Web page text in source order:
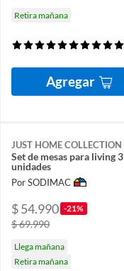
Retira mañana
Agregar
JUST HOME COLLECTION
Set de mesas para living 3
unidades
Por SODIMAC
$ 54.990 -21%
$ 69.990
Llega mañana
Retira mañana